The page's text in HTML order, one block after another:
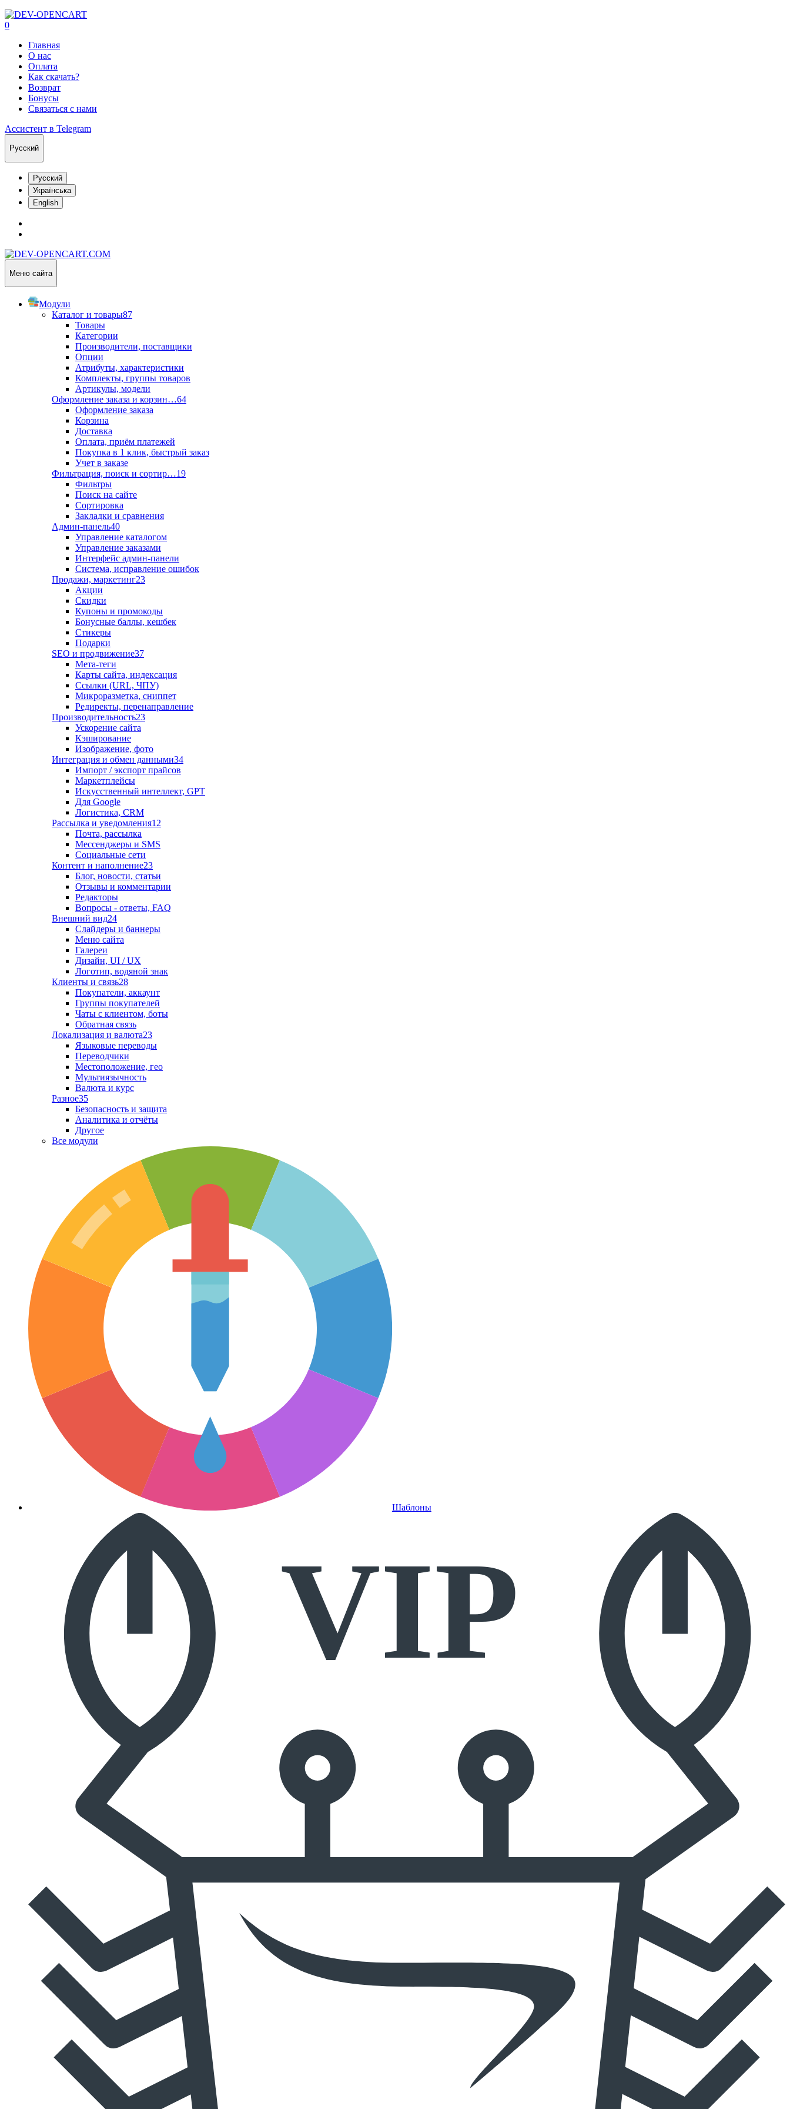
0
Главная
О нас
Оплата
Как скачать?
Возврат
Бонусы
Связаться с нами
Ассистент в Telegram
Русский
Русский
Українська
English
Меню сайта
Модули
Каталог и товары87
Товары
Категории
Производители, поставщики
Опции
Атрибуты, характеристики
Комплекты, группы товаров
Артикулы, модели
Оформление заказа и корзин…64
Оформление заказа
Корзина
Доставка
Оплата, приём платежей
Покупка в 1 клик, быстрый заказ
Учет в заказе
Фильтрация, поиск и сортир…19
Фильтры
Поиск на сайте
Сортировка
Закладки и сравнения
Админ-панель40
Управление каталогом
Управление заказами
Интерфейс админ-панели
Система, исправление ошибок
Продажи, маркетинг23
Акции
Скидки
Купоны и промокоды
Бонусные баллы, кешбек
Стикеры
Подарки
SEO и продвижение37
Мета-теги
Карты сайта, индексация
Ссылки (URL, ЧПУ)
Микроразметка, сниппет
Редиректы, перенаправление
Производительность23
Ускорение сайта
Кэширование
Изображение, фото
Интеграция и обмен данными34
Импорт / экспорт прайсов
Маркетплейсы
Искусственный интеллект, GPT
Для Google
Логистика, CRM
Рассылка и уведомления12
Почта, рассылка
Мессенджеры и SMS
Социальные сети
Контент и наполнение23
Блог, новости, статьи
Отзывы и комментарии
Редакторы
Вопросы - ответы, FAQ
Внешний вид24
Слайдеры и баннеры
Меню сайта
Галереи
Дизайн, UI / UX
Логотип, водяной знак
Клиенты и связь28
Покупатели, аккаунт
Группы покупателей
Чаты с клиентом, боты
Обратная связь
Локализация и валюта23
Языковые переводы
Переводчики
Местоположение, гео
Мультиязычность
Валюта и курс
Разное35
Безопасность и защита
Аналитика и отчёты
Другое
Все модули
Шаблоны